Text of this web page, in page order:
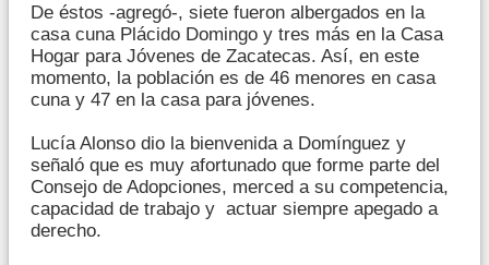
De éstos -agregó-, siete fueron albergados en la
casa cuna Plácido Domingo y tres más en la Casa
Hogar para Jóvenes de Zacatecas. Así, en este
momento, la población es de 46 menores en casa
cuna y 47 en la casa para jóvenes.
Lucía Alonso dio la bienvenida a Domínguez y
señaló que es muy afortunado que forme parte del
Consejo de Adopciones, merced a su competencia,
capacidad de trabajo y actuar siempre apegado a
derecho.